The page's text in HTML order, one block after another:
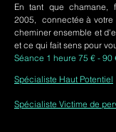
En tant que chamane,
2005, connectée à votre
cheminer ensemble et
et ce qui fait sens pour
Séance 1 heure 75 € - 90
Spécialiste Haut Potentiel
Spécialiste Victime de